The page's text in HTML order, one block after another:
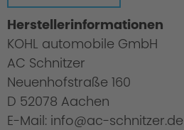
Prüfverfahren / Sicherheit
Herstellerinformationen
KOHL automobile GmbH
AC Schnitzer
Neuenhofstraße 160
D 52078 Aachen
E-Mail: info@ac-schnitzer.de